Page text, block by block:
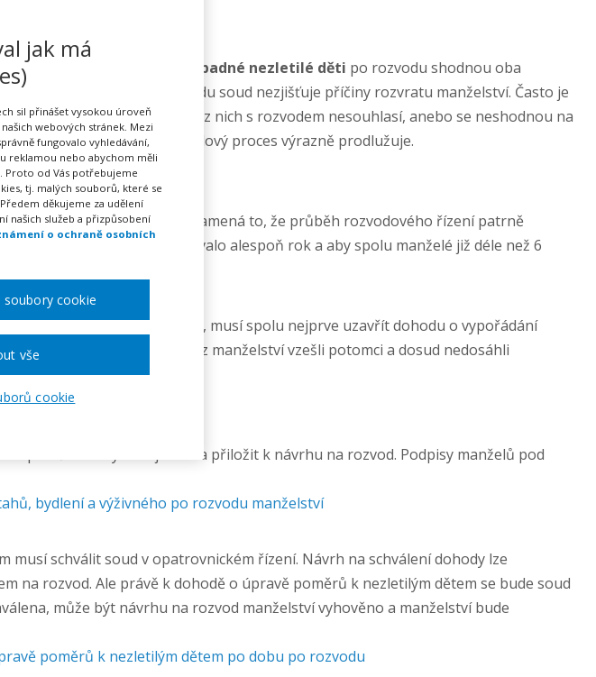
majetku péči o případné nezletilé děti po rozvodu shodnou oba
Při tomto typu rozvodu soud nezjišťuje příčiny rozvratu manželství. Často je
ve sporu, kdy buďto jeden z nich s rozvodem nesouhlasí, anebo se neshodnou na
takovém případě se rozvodový proces výrazně prodlužuje.
je z poloviny vyhráno. Znamená to, že průběh rozvodového řízení patrně
a to, aby manželství trvalo alespoň rok a aby spolu manželé již déle než 6
příčin rozvratu manželství, musí spolu nejprve uzavřít dohodu o vypořádání
bydlení po rozvodu. Pokud z manželství vzešli potomci a dosud nedosáhli
poměrů k nezletilým dětem.
společného bydlení je třeba přiložit k návrhu na rozvod. Podpisy manželů pod
bydlení a výživného po rozvodu manželství
musí schválit soud v opatrovnickém řízení. Návrh na schválení dohody lze
na rozvod. Ale právě k dohodě o úpravě poměrů k nezletilým dětem se bude soud
může být návrhu na rozvod manželství vyhověno a manželství bude
poměrů k nezletilým dětem po dobu po rozvodu
jak má
sil přinášet vysokou úroveň
webových stránek. Mezi
fungovalo vyhledávání,
reklamou nebo abychom měli
Proto od Vás potřebujeme
tj. malých souborů, které se
děkujeme za udělení
našich služeb a přizpůsobení
o ochraně osobních
cookie
vše
cookie